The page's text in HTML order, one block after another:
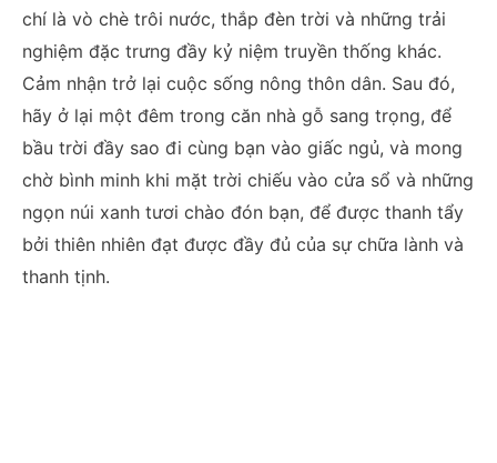
chí là vò chè trôi nước, thắp đèn trời và những trải
nghiệm đặc trưng đầy kỷ niệm truyền thống khác.
Cảm nhận trở lại cuộc sống nông thôn dân. Sau đó,
hãy ở lại một đêm trong căn nhà gỗ sang trọng, để
bầu trời đầy sao đi cùng bạn vào giấc ngủ, và mong
chờ bình minh khi mặt trời chiếu vào cửa sổ và những
ngọn núi xanh tươi chào đón bạn, để được thanh tẩy
bởi thiên nhiên đạt được đầy đủ của sự chữa lành và
thanh tịnh.